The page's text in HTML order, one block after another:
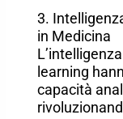
3.
in Medicina
learning
capacità